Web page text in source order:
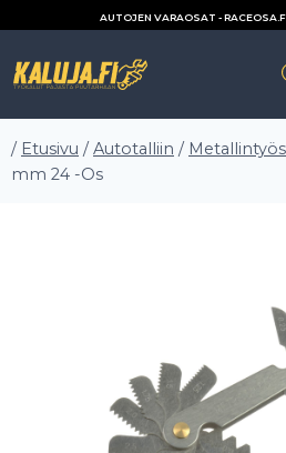
AUTOJEN VARAOSAT -
/ Etusivu / Autotalliin /
mm 24 -Os